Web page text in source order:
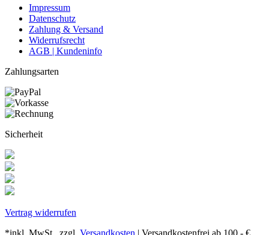
Impressum
Datenschutz
Zahlung & Versand
Widerrufsrecht
AGB | Kundeninfo
Zahlungsarten
Sicherheit
Vertrag widerrufen
*inkl. MwSt., zzgl. Versandkosten | Versandkostenfrei ab 100,- €